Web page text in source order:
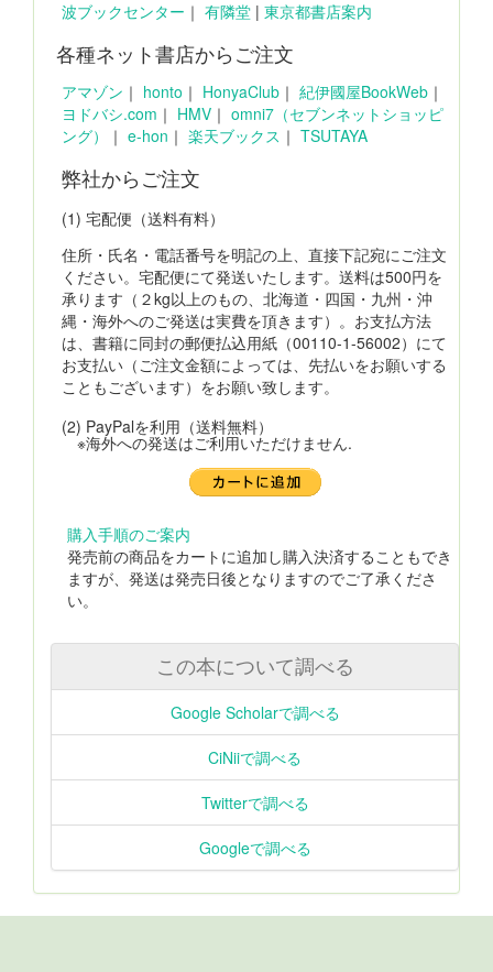
波ブックセンター ｜ 有隣堂 | 東京都書店案内
各種ネット書店からご注文
アマゾン ｜ honto ｜ HonyaClub ｜ 紀伊國屋BookWeb ｜
ヨドバシ.com ｜ HMV ｜ omni7（セブンネットショッピ
ング）
｜ e-hon ｜ 楽天ブックス ｜ TSUTAYA
弊社からご注文
(1) 宅配便（送料有料）
住所・氏名・電話番号を明記の上、直接下記宛にご注文
ください。宅配便にて発送いたします。送料は500円を
承ります（２kg以上のもの、北海道・四国・九州・沖
縄・海外へのご発送は実費を頂きます）。お支払方法
は、書籍に同封の郵便払込用紙（00110-1-56002）にて
お支払い（ご注文金額によっては、先払いをお願いする
こともございます）をお願い致します。
(2) PayPalを利用（送料無料）
※海外への発送はご利用いただけません.
購入手順のご案内
発売前の商品をカートに追加し購入決済することもでき
ますが、発送は発売日後となりますのでご了承くださ
い。
この本について調べる
Google Scholarで調べる
CiNiiで調べる
Twitterで調べる
Googleで調べる